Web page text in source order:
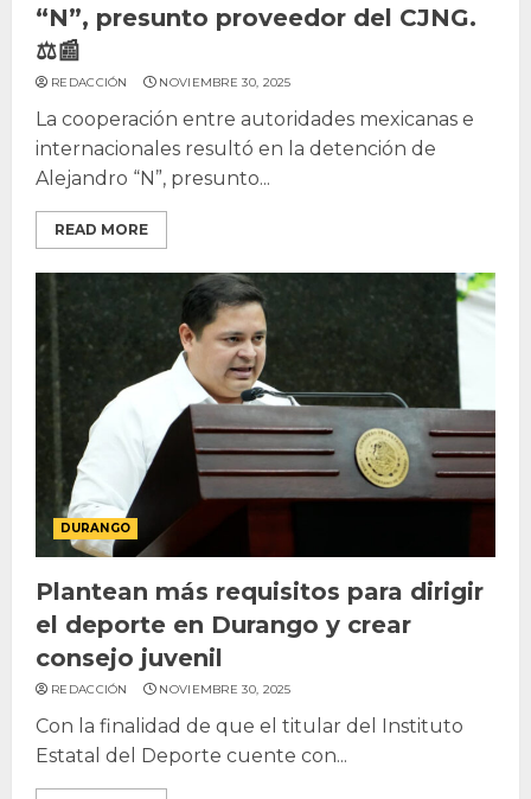
“N”, presunto proveedor del CJNG.
⚖️📰
REDACCIÓN NOVIEMBRE 30, 2025
La cooperación entre autoridades mexicanas e
internacionales resultó en la detención de
Alejandro “N”, presunto...
READ MORE
DURANGO
Plantean más requisitos para dirigir
el deporte en Durango y crear
consejo juvenil
REDACCIÓN NOVIEMBRE 30, 2025
Con la finalidad de que el titular del Instituto
Estatal del Deporte cuente con...